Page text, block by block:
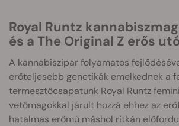
Royal Runtz
és a The Original Z erős
A kannabiszipar folyamatos
erőteljesebb genetikák emelkednek a
termesztőcsapatunk Royal Runtz
vetőmagokkal járult hozzá ehhez az
hatalmas erőmű máshol ritkán